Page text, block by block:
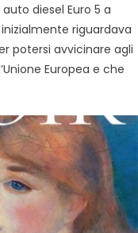
diesel Euro 5 a
riguardava
potersi avvicinare agli
Europea e che